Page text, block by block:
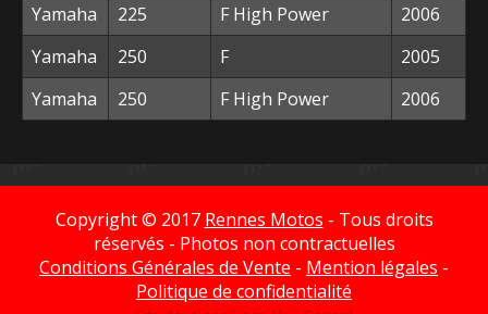
Yamaha
225 F High Power
2006
Yamaha
250 F
2005
Yamaha
250 F High Power 2006
Copyright © 2017 Rennes Motos - Tous droits
réservés - Photos non contractuelles
Conditions Générales de Vente - Mention légales -
Politique de confidentialité